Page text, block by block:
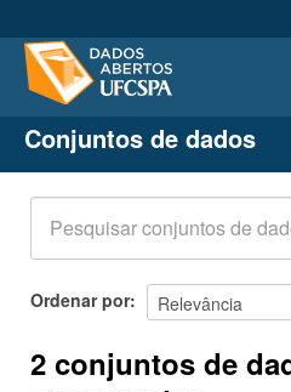
Conjuntos de dados
Organizações
Grupos
Sobre
Conjuntos de dados
Ordenar por
2 conjuntos de